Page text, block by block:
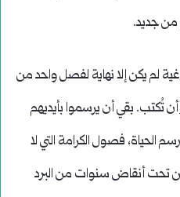
جديد.
لم يكن إلا نهاية لفصل واحد من
تُكتب. بقي أن يرسموا بأيديهم
الحياة، فصول الكرامة التي لا
تحت أنقاض سنوات من البرد